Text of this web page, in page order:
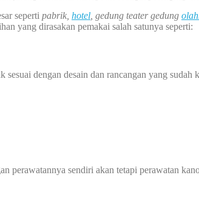
seperti pabrik, hotel , gedung teater gedung
yang dirasakan pemakai salah satunya seperti:
dengan desain dan rancangan yang sudah
perawatannya sendiri akan tetapi perawatan